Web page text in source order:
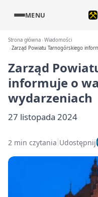
MENU
Strona główna Wiadomości
Zarząd Powiatu Tarnogórskiego
Zarząd
informuje o
wydarzeniach
27 listopada 2024
2 min czytania Udostępnij